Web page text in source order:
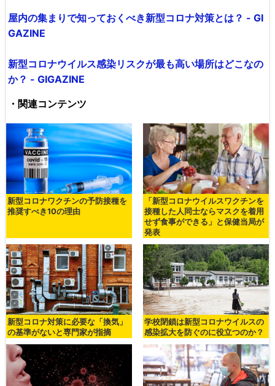
屋内の集まりで知っておくべき新型コロナ対策とは？ - GI
GAZINE
新型コロナウイルス感染リスクが最も高い場所はどこなの
か？ - GIGAZINE
・関連コンテンツ
新型コロナワクチンの予防接種を
推奨すべき10の理由
「新型コロナウイルスワクチンを
接種した人同士ならマスクを着用
せず食事ができる」と保健当局が
発表
新型コロナ対策に必要な「換気」
の基準がないと専門家が指摘
学校閉鎖は新型コロナウイルスの
感染拡大を防ぐのに役立つのか？